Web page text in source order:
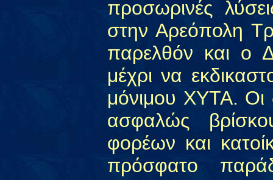
προσωρινές
στην Αρεόπολη
παρελθόν και ο
μέχρι να
μόνιμου ΧΥΤΑ. Οι
ασφαλώς
φορέων και
πρόσφατο